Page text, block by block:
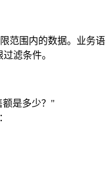
范围内的数据。业务语
滤条件。
额是多少？"